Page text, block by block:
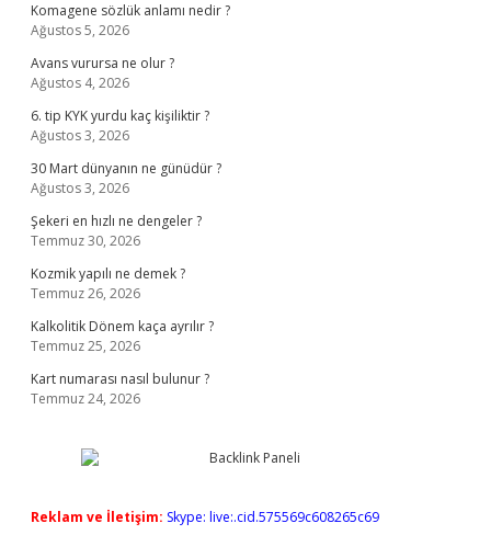
Komagene sözlük anlamı nedir ?
Ağustos 5, 2026
Avans vurursa ne olur ?
Ağustos 4, 2026
6. tip KYK yurdu kaç kişiliktir ?
Ağustos 3, 2026
30 Mart dünyanın ne günüdür ?
Ağustos 3, 2026
Şekeri en hızlı ne dengeler ?
Temmuz 30, 2026
Kozmik yapılı ne demek ?
Temmuz 26, 2026
Kalkolitik Dönem kaça ayrılır ?
Temmuz 25, 2026
Kart numarası nasıl bulunur ?
Temmuz 24, 2026
Reklam ve İletişim: Skype: live:.cid.575569c608265c69